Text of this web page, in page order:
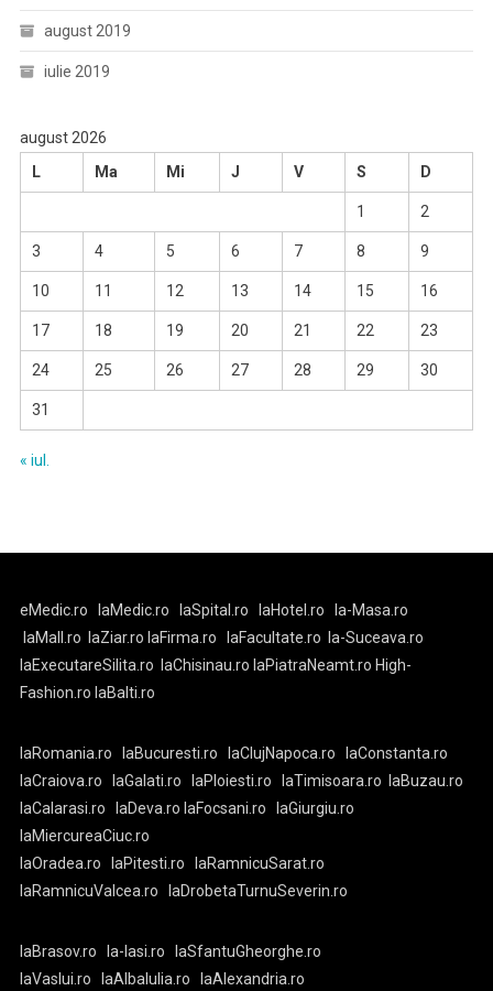
august 2019
iulie 2019
august 2026
L
Ma Mi J V S D
1 2
3 4 5 6 7 8 9
10 11 12 13 14 15 16
17 18 19 20 21 22 23
24 25 26 27 28 29 30
31
« iul.
eMedic.ro laMedic.ro laSpital.ro laHotel.ro
la-Masa.ro
laMall.ro
laZiar.ro laFirma.ro laFacultate.ro
la-Suceava.ro
laExecutareSilita.ro
laChisinau.ro laPiatraNeamt.ro High-
Fashion.ro laBalti.ro
laRomania.ro laBucuresti.ro laClujNapoca.ro
laConstanta.ro
laCraiova.ro
laGalati.ro laPloiesti.ro laTimisoara.ro
laBuzau.ro
laCalarasi.ro
laDeva.ro laFocsani.ro
laGiurgiu.ro
laMiercureaCiuc.ro
laOradea.ro
laPitesti.ro
laRamnicuSarat.ro
laRamnicuValcea.ro
laDrobetaTurnuSeverin.ro
laBrasov.ro la-Iasi.ro
laSfantuGheorghe.ro
laVaslui.ro
laAlbaIulia.ro laAlexandria.ro